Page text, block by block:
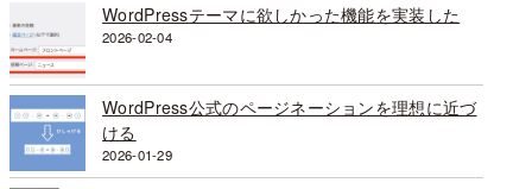
WordPressテーマに欲しかった機能を実装した
2026-02-04
WordPress公式のページネーションを理想に近づ
ける
2026-01-29